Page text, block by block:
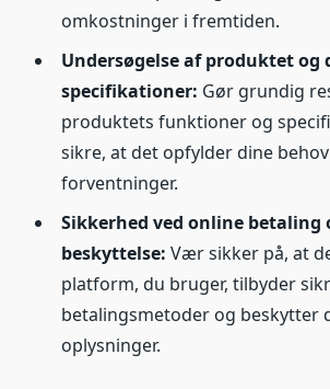
omkostninger i fremtiden.
Undersøgelse af produktet og
specifikationer: Gør grundig
produktets funktioner og
sikre, at det opfylder dine
forventninger.
Sikkerhed ved online betaling
beskyttelse: Vær sikker på, at
platform, du bruger, tilbyder
betalingsmetoder og beskytter
oplysninger.